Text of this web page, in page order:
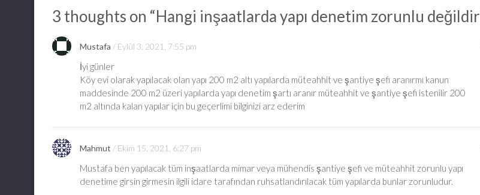
3 thoughts on “Hangi inşaatlarda yapı denetim zorunlu değildir
Mustafa Eylül 3, 2021, 7:55 pm
İyi günler
Köy evi olarak yapılacak olan yapı 200 m2 altı yapılarda müteahhit ve şantiye şefi aranırmı kanun
maddesinde 200 m2 üzeri yapılarda yapı denetim şartı aranır müteahhit ve şantiye şefi istenilir 200
m2 altında kalan yapılar için bu geçerlimi bilginizi arz ederim
Mahmut Ekim 15, 2021, 6:27 pm
Mustafa ben yapılacak tüm inşaatlarda mimar veya mühendis şantiye şefi ve müteahhit zorunlu yapı
denetime girsin girmesin ilgili idare tarafından ruhsatlandırılacak tüm yapılarda bunlar zorunludur.